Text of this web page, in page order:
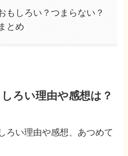
もしろい？つまらない？
とめ
ろい理由や感想は？
ろい理由や感想、あつめて